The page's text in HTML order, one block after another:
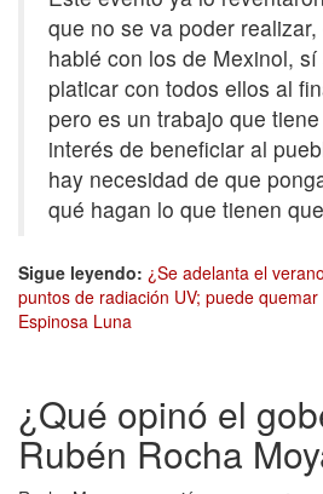
que no se va poder
hablé con los de Mexinol,
platicar con todos ellos al
pero es un trabajo que
interés de beneficiar al
hay necesidad de que
qué hagan lo que tienen
Sigue leyendo: ¿Se adelanta el
puntos de radiación UV; puede
Espinosa Luna
¿Qué opinó el
Rubén Rocha